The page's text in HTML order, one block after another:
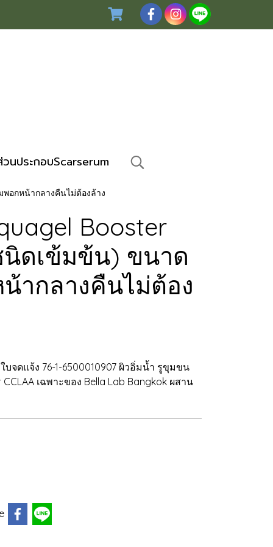
วนประกอบScarserum
อกหน้ากลางคืนไม่ต้องล้าง
Booster
นิดเข้มข้น) ขนาด
ากลางคืนไม่ต้อง
บจดแจ้ง 76-1-6500010907 ผิวอิ่มน้ำ รูขุมขน
เฉพาะของ Bella Lab Bangkok ผสาน